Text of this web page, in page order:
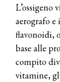
L’ossigeno
aerografo e
flavonoidi,
base alle
compito
vitamine,